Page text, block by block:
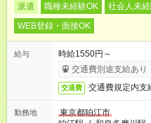
派遣 職種未経験OK 社会人未
WEB登録・面接OK
給与
時給1550円～
交通費別途支給あり
交通費 交通費規定内支
勤務地
東京都狛江市